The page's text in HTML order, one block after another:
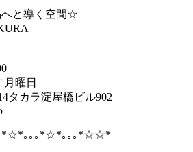
と導く空間☆
曜日
タカラ淀屋橋ビル902
*☆*｡｡｡*☆*｡｡｡*☆☆*